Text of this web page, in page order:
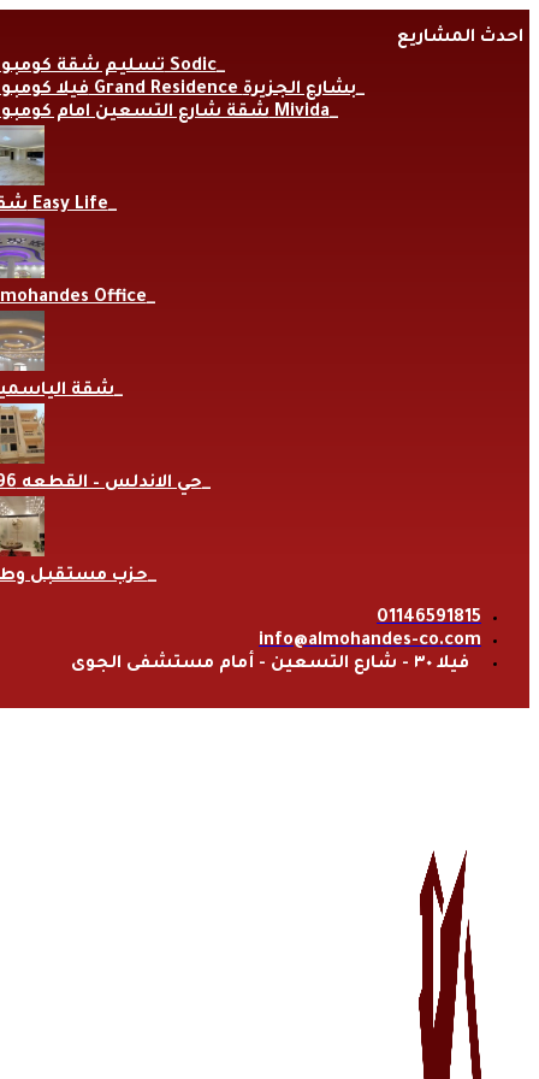
to
احدث المشاريع
تسليم شقة كومبوند Sodic
فيلا كومبوند Grand Residence بشارع الجزيرة
شقة شارع التسعين امام كومبوند Mivida
شقة Easy Life
Office
شقة
حي الاندلس – القطعه 696
حزب مستقبل
01146591815
info@almohandes-co.com
فيلا ٣٠ - شارع التسعين - أمام مستشفى الجوى